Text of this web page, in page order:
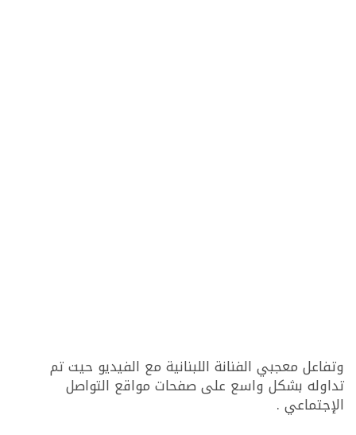
وتفاعل معجبي الفنانة اللبنانية مع الفيديو حيت تم
تداوله بشكل واسع على صفحات مواقع التواصل
الإجتماعي .